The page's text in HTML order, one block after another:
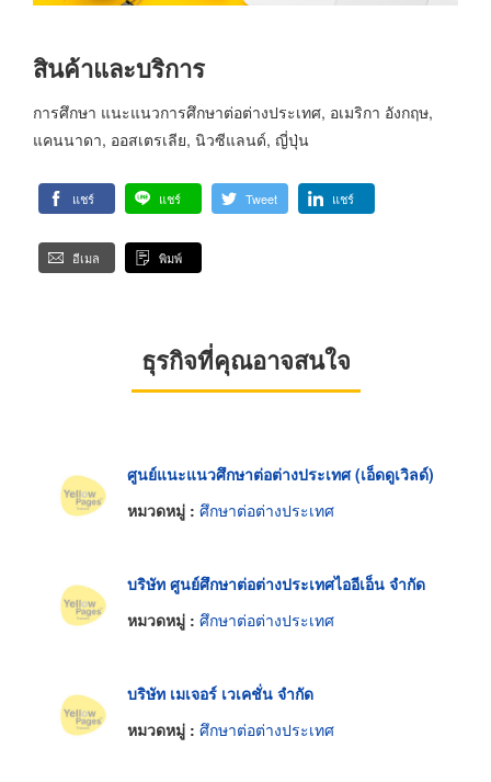
สินค้าและบริการ
การศึกษา แนะแนวการศึกษาต่อต่างประเทศ, อเมริกา อังกฤษ,
แคนนาดา, ออสเตรเลีย, นิวซีแลนด์, ญี่ปุ่น
แชร์ แชร์ Tweet แชร์
อีเมล พิมพ์
ธุรกิจที่คุณอาจสนใจ
ศูนย์แนะแนวศึกษาต่อต่างประเทศ (เอ็ดดูเวิลด์)
หมวดหมู่ : ศึกษาต่อต่างประเทศ
บริษัท ศูนย์ศึกษาต่อต่างประเทศไออีเอ็น จำกัด
หมวดหมู่ : ศึกษาต่อต่างประเทศ
บริษัท เมเจอร์ เวเคชั่น จำกัด
หมวดหมู่ : ศึกษาต่อต่างประเทศ